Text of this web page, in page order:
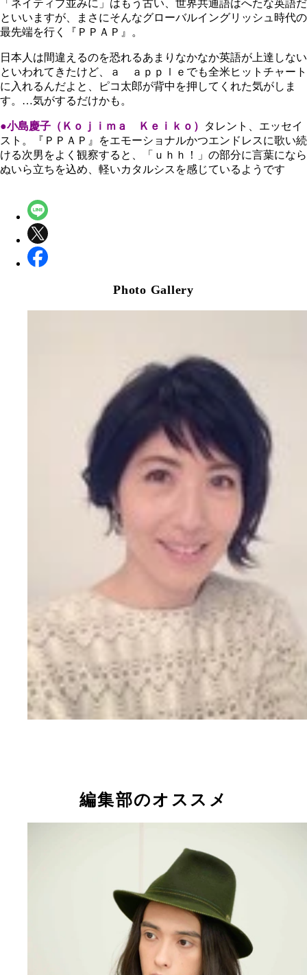
「ネイティブ並みに」はもう古い、世界共通語はへたな英語だ
といいますが、まさにそんなグローバルイングリッシュ時代の
最先端を行く『ＰＰＡＰ』。
日本人は間違えるのを恐れるあまりなかなか英語が上達しない
といわれてきたけど、ａ ａｐｐｌｅでも全米ヒットチャート
に入れるんだよと、ピコ太郎が背中を押してくれた気がしま
す。…気がするだけかも。
●小島慶子（Ｋｏｊｉｍａ Ｋｅｉｋｏ）
タレント、エッセイ
スト。『ＰＰＡＰ』をエモーショナルかつエンドレスに歌い続
ける次男をよく観察すると、「ｕｈｈ！」の部分に言葉になら
ぬいら立ちを込め、軽いカタルシスを感じているようです
Photo Gallery
編集部のオススメ